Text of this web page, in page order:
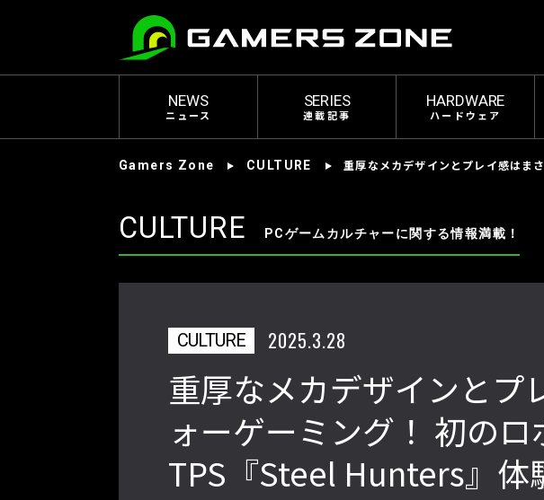
NEWS
ニュース
SERIES
連載記事
HARDWARE
ハードウェア
Gamers Zone CULTURE 重厚なメカデザインとプレイ感は
CULTURE PCゲームカルチャーに関する情報満載！
CULTURE 2025.3.28
重厚なメカデザインとプ
ォーゲーミング！ 初のロ
TPS『Steel Hunters』体
「ストリートファイターリーグ
2022」前半戦の反省文を見てほし
『ストV』PS4版とPC
性！ 大会での向き合い